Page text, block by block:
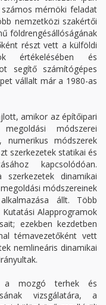
mérnöki feladat
nemzetközi szakértői
földrengésállóságának
részt vett a külföldi
értékelésében és
segítő számítógépes
vállalt már a 1980-as
amikor az építőipari
módszerei
numerikus módszerek
szerkezetek statikai és
kapcsolódóan.
szerkezetek dinamikai
módszereinek
állt. Több
Alapprogramok
ezekben kezdetben
témavezetőként vett
nemlineáris dinamikai
a mozgó terhek és
vizsgálatára, a